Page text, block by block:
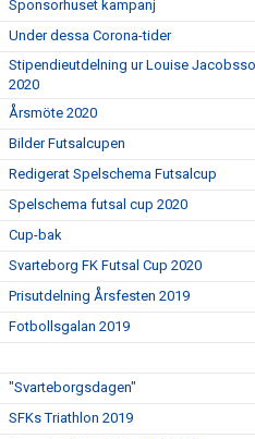
Sponsorhuset kampanj
Under dessa Corona-tider
Stipendieutdelning ur Louise
2020
Årsmöte 2020
Bilder Futsalcupen
Redigerat Spelschema Futsalcup
Spelschema futsal cup 2020
Cup-bak
Svarteborg FK Futsal Cup 2020
Prisutdelning Årsfesten 2019
Fotbollsgalan 2019
"Svarteborgsdagen"
SFKs Triathlon 2019